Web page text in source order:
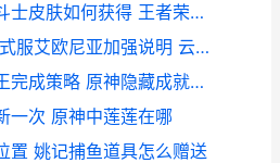
王者荣耀荣耀墨子圣斗士皮肤如何获得 王者荣耀墨羽
云顶之弈13.13版本正式服艾欧尼亚加强说明 云顶之奕11.3.3567268
原神隐藏成就转桓摩王完成策略 原神隐藏成就最新
一次 原神中莲莲在哪
置 姚记捕鱼道具怎么赠送